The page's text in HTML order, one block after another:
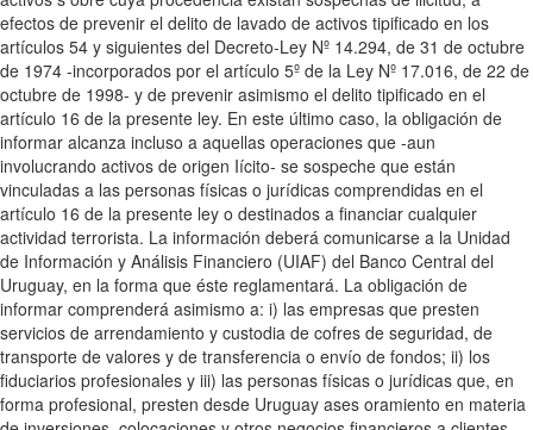
efectos de prevenir el delito de lavado de activos tipificado en los
artículos 54 y siguientes del Decreto-Ley Nº 14.294, de 31 de octubre
de 1974 -incorporados por el artículo 5º de la Ley Nº 17.016, de 22 de
octubre de 1998- y de prevenir asimismo el delito tipificado en el
artículo 16 de la presente ley. En este último caso, la obligación de
informar alcanza incluso a aquellas operaciones que -aun
involucrando activos de origen Iícito- se sospeche que están
vinculadas a las personas físicas o jurídicas comprendidas en el
artículo 16 de la presente ley o destinados a financiar cualquier
actividad terrorista. La información deberá comunicarse a la Unidad
de Información y Análisis Financiero (UIAF) del Banco Central del
Uruguay, en la forma que éste reglamentará. La obligación de
informar comprenderá asimismo a: i) las empresas que presten
servicios de arrendamiento y custodia de cofres de seguridad, de
transporte de valores y de transferencia o envío de fondos; ii) los
fiduciarios profesionales y iii) las personas físicas o jurídicas que, en
forma profesional, presten desde Uruguay ases oramiento en materia